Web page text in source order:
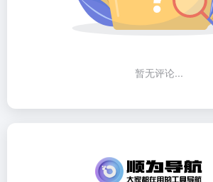
暂无评论...